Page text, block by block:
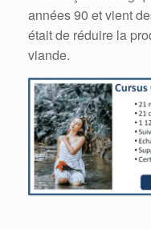
années 90 et vient
était de réduire la
viande.